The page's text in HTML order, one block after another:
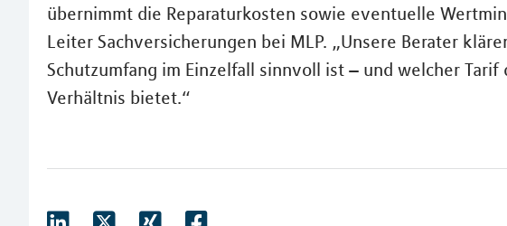
übernimmt die Reparaturkosten sowie eventuelle
Leiter Sachversicherungen bei MLP. „Unsere Berater
Schutzumfang im Einzelfall sinnvoll ist – und welcher
Verhältnis bietet.“